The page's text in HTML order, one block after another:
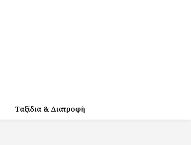
Ταξίδια & Διατροφή